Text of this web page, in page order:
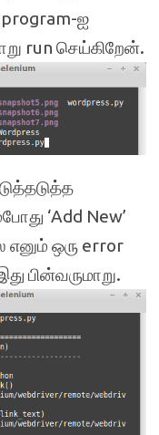
ஐ
run செய்கிறேன்.
‘Add New’
ஒரு error
பின்வருமாறு.